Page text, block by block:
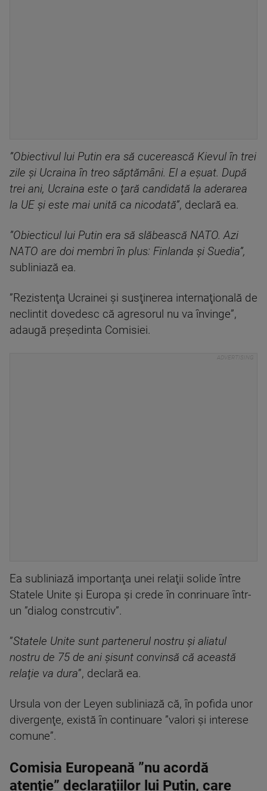
”Obiectivul lui Putin era să cucerească Kievul în trei
zile şi Ucraina în treo săptămâni. El a eşuat. După
trei ani, Ucraina este o ţară candidată la aderarea
la UE şi este mai unită ca nicodată”, declară ea.
”Obiecticul lui Putin era să slăbească NATO. Azi
NATO are doi membri în plus: Finlanda şi Suedia”,
subliniază ea.
”Rezistenţa Ucrainei şi susţinerea internaţională de
neclintit dovedesc că agresorul nu va învinge”,
adaugă preşedinta Comisiei.
Ea subliniază importanţa unei relaţii solide între
Statele Unite şi Europa şi crede în conrinuare într-
un ”dialog constrcutiv”.
”Statele Unite sunt partenerul nostru şi aliatul
nostru de 75 de ani şisunt convinsă că această
relaţie va dura”, declară ea.
Ursula von der Leyen subliniază că, în pofida unor
divergenţe, există în continuare ”valori şi interese
comune”.
Comisia Europeană ”nu acordă
atenţie” declaraţiilor lui Putin, care